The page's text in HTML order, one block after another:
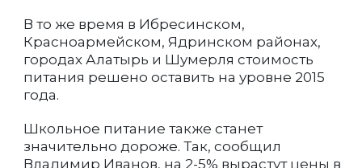
В то же время в Ибресинском,
Красноармейском, Ядринском районах,
городах Алатырь и Шумерля стоимость
питания решено оставить на уровне 2015
года.
Школьное питание также станет
значительно дороже. Так, сообщил
Владимир Иванов, на 2-5% вырастут цены в